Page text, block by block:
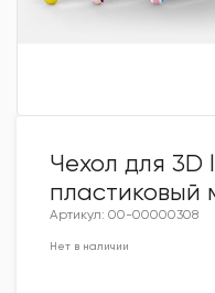
Чехол для
пластиковый
Артикул: 00-00000308
Нет в наличии